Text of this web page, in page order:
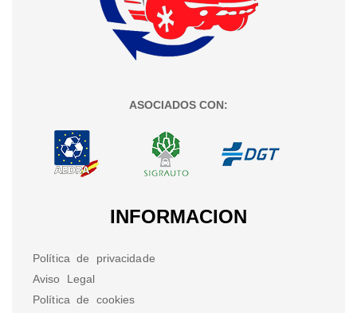
ASOCIADOS CON:
INFORMACION
Política de privacidade
Aviso Legal
Política de cookies